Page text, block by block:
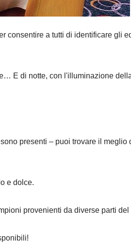
consentire a tutti di identificare gli
E di notte, con l'illuminazione
presenti – puoi trovare il meglio
e dolce.
provenienti da diverse parti del